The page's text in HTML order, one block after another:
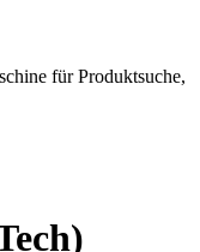
für Produktsuche,